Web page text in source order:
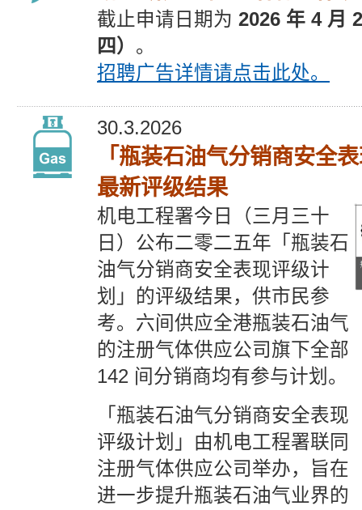
截止申请 日期为 2026 年 4 月
四） 。
招聘广告详情请点击此处。
30.3.2026
「瓶装石油气分销商安全
最新评级结果
机电工程署今日（三月三十
日）公布二零二五年「瓶装石
油气分销商安全表现评级计
划」的评级结果，供市民参
考。六间供应全港瓶装石油气
的注册气体供应公司旗下全部
142 间分销商均有参与计划。
「瓶装石油气分销商安全表现
评级计划」由机电工程署联同
注册气体供应公司举办，旨在
进一步提升瓶装石油气业界的